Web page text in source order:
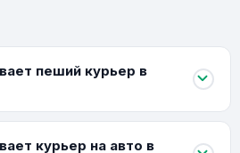
пеший курьер в
курьер на авто в